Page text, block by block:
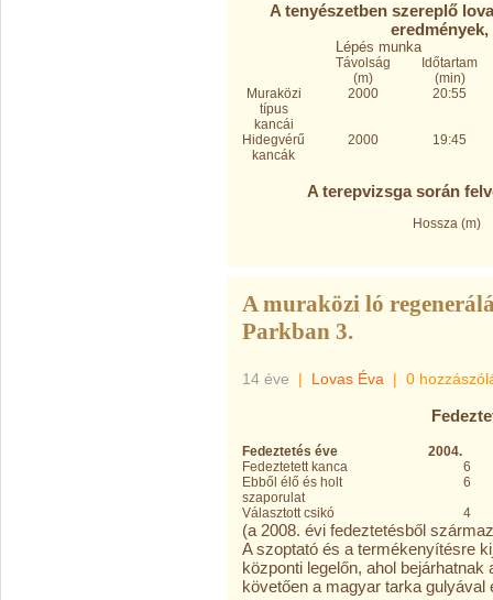
A tenyészetben szereplő
Lépés munka
Távolság
(m)
Időtartam
(min)
Muraközi
típus
kancái
2000 20:55
Hidegvérű
kancák
2000 19:45
A terepvizsga során
Hossza (m)
A muraközi ló
Parkban 3.
14 éve | Lovas Éva | 0
Fedeztetés éve
2004.
Fedeztetett kanca
6
Ebből élő és holt
szaporulat
6
Választott csikó
4
(a 2008. évi fedeztetésből
A szoptató és a termékenyítésre
központi legelőn, ahol
követően a magyar tarka gulyával